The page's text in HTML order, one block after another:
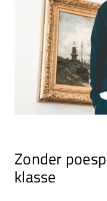
Zonder
klasse